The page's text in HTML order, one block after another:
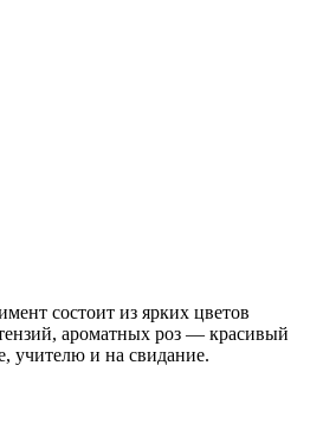
состоит из ярких цветов
ароматных роз — красивый
учителю и на свидание.